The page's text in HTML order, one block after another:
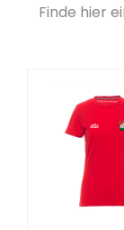
Finde hier